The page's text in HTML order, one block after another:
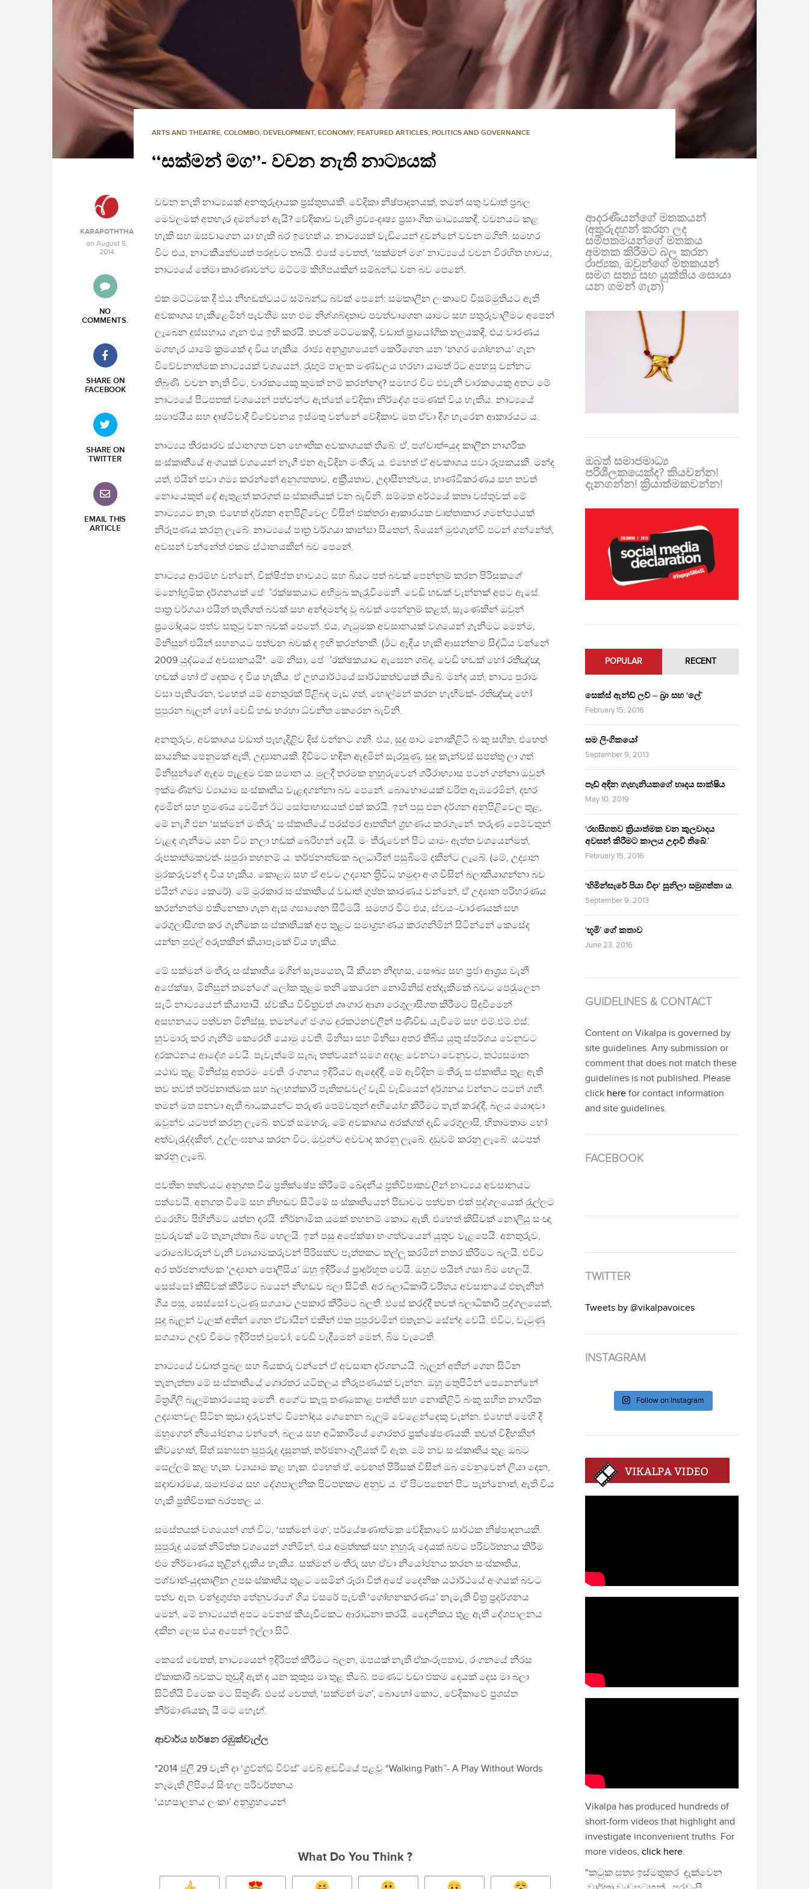
ARTS AND THEATRE, COLOMBO, DEVELOPMENT, ECONOMY, FEATURED ARTICLES, POLITICS AND GOVERNANCE
‘‘සක්මන් මග’’- වචන නැති නාට්‍යයක්
KARAPOTHTHA
on August 5,
2014
NO
COMMENTS.
SHARE ON
FACEBOOK
SHARE ON
TWITTER
EMAIL THIS
ARTICLE
වචන නැති නාට්‍යයක් අනතුරුදායක ප‍්‍රස්තුතයකි. වේදිකා නිෂ්පාදනයක්, තමන් සතු වඩාත් ප‍්‍රබල
මෙවලමක් අතහැර දමන්නේ ඇයි? වේදිකාව වැනි ශ‍්‍රව්‍ය-දෘෂ්‍ය ප‍්‍රසාංගික මාධ්‍යයකදී, වචනයට කළ
හැකි සහ ඔසවාගෙන යා හැකි බර ඉමහත් ය. නාට්‍යයක් වැඩියෙන් දුවන්නේ වචන මගිනි. සමහර
විට එය, නාටකීයත්වයත් පරදුවට තබයි. එසේ වෙතත්, ‘සක්මන් මග’ නාට්‍යයේ වචන විරහිත භාවය,
නාට්‍යයේ තේමා කාරණාවන්ට මට්ටම් කිහිපයකින් සම්බන්ධ වන බව පෙනේ.
එක මට්ටමක දී එය නිහඬත්වයට සම්බන්ධ බවක් පෙනේ: සමකාලීන ලංකාවේ විසම්මුතියට ඇති
අවකාශය හැකිළෙමින් පැවතීම සහ එම නිශ්ශබ්දතාව පවත්වාගෙන යාමට සහ පතුරුවාලීමට අපෙන්
ලැබෙන දුස්සහාය ගැන එය ඉඟි කරයි. තවත් මට්ටමකදී, වඩාත් ප‍්‍රායෝගික තලයකදී, එය වාරණය
මගහැර යාමේ ක‍්‍රමයක් ද විය හැකිය. රාජ්‍ය අනුග‍්‍රහයෙන් කෙරීගෙන යන ‘නගර ශෝභනය’ ගැන
විවේචනාත්මක නාට්‍යයක් වශයෙන්, රැුඟුම් පාලක මණ්ඩලය හරහා යාමත් ඊට අපහසු වන්නට
තිබුණි. වචන නැති විට, වාරකයෙකු කුමක් නම් කරන්නද? සමහර විට එවැනි වාරකයෙකු අතට මේ
නාට්‍යයේ පිටපතක් වශයෙන් පත්වන්ට ඇත්තේ වේදිකා නිර්දේශ පමණක් විය හැකිය. නාට්‍යයේ
සමාජයීය සහ දෘෂ්ටිවාදී විවේචනය ඉස්මතු වන්නේ වේදිකාව මත ඒවා දිග හැරෙන ආකාරයට ය.
නාට්‍යය තිරසාරව ස්ථානගත වන භෞතික අවකාශයක් තිබේ: ඒ, පශ්චාත්=යුද කාලීන නාගරික
සංස්කෘතියේ අංගයක් වශයෙන් නැගී එන ඇවිදින මංතීරු ය. එහෙත් ඒ අවකාශය පවා රූපකයකි. මන්ද
යත්, එයින් පවා ගම්‍ය කරන්නේ අනුගතතාව, අක‍්‍රීයතාව, උදාසීනත්වය, භාණ්ඞීකරණය සහ තවත්
නොයෙකුත් දේ ඇතුළත් කරගත් සංස්කෘතියක් වන බැවිනි. සම්මත අර්ථයේ කතා වස්තුවක් මේ
නාට්‍යයට නැත. එහෙත් දර්ශන අනුපිළිවෙල විසින් එක්තරා ආකාරයක වෘත්තාකාර ගමන්පථයක්
නිරූපණය කරනු ලැබේ. නාට්‍යයේ පාත‍්‍ර වර්ගයා කාන්සා සිතෙන්, බියෙන් මුළුගැන්වී පටන් ගන්නේත්,
අවසන් වන්නේත් එකම ස්ථානයකින් බව පෙනේ.
නාට්‍යය ආරම්භ වන්නේ, වික්ෂිප්ත භාවයට සහ බියට පත් බවක් පෙන්නුම් කරන පිරිසකගේ
මනෝභ‍්‍රමික දර්ශනයක් පේ‍්‍රක්ෂකයාට අභිමුඛ කැරැුවීමෙනි. වෙඩි හඬක් වැන්නක් අපට ඇසේ.
පාත‍්‍ර වර්ගයා එයින් තැතිගත් බවක් සහ අන්දමන්ද වූ බවක් පෙන්නුම් කළත්, සැණෙකින් ඔවුන්
ප‍්‍රමෝදයට පත්ව සතුටු වන බවක් පෙනේ. එය, ගැටුමක අවසානයක් වශයෙන් ගැනීමට මෙන්ම,
මිනිසුන් එයින් සහනයට පත්වන බවක් ද ඉඟි කරන්නකි. (ඊට ඈඳිය හැකි ආසන්නම සිද්ධිය වන්නේ
2009 යුද්ධයේ අවසානයයි*. මේ නිසා, පේ‍්‍රක්ෂකයාට ඇසෙන ශබ්ද, වෙඩි හඬක් හෝ රතිඤ්ඤා
හඬක් හෝ ඒ දෙකම ද විය හැකිය. ඒ උභයාර්ථයේ සාර්ථකත්වයක් තිබේ. මන්ද යත්, නාට්‍ය පුරාම
වසා පැතිරෙන, එහෙත් යම් අනතුරක් පිළිබඳ මැඩ ගත්, හොල්මන් කරන හැඟීමක්- රතිඤ්ඤා හෝ
පුපුරන බැලූන් හෝ වෙඩි හඬ හරහා ධ්වනිත කෙරෙන බැවිනි.
අනතුරුව, අවකාශය වඩාත් පැහැදිළිව දිස් වන්නට ගනී. එය, සුදු පාට නොකිළිටි බංකු සහිත, එහෙත්
සායනික පෙනුමක් ඇති, උද්‍යානයකි. දිවීමට හඳින ඇඳුමින් සැරසුණු, සුදු කැන්වස් සපත්තු ලා ගත්
මිනිසුන්ගේ ඇඳුම පැළඳුම එක සමාන ය. මුලදී තරමක නුහුරුවෙන් ශරීරාභ්‍යාස පටන් ගන්නා ඔවුන්
ඉක්මණින්ම ව්‍යායාම සංස්කෘතිය වැළඳගන්නා බව පෙනේ. බොහොමයක් චරිත ඇඹරෙමින්, දඟර
දමමින් සහ භ‍්‍රමණය වෙමින් ඊට සෝපාහාසයක් එක් කරයි. ඉන් පසු එන දර්ශන අනුපිළිවෙල තුළ,
මේ නැගී එන ‘සක්මන් මංතීරු’ සංස්කෘතියේ පරස්පර ආතතීන් ග‍්‍රහණය කරගැනේ. තරුණ පෙම්වතුන්
වැළඳ ගැනීමට යන විට නලා හඬක් බෙරිහන් දෙයි. මං තීරුවෙන් පිට යාම- ඇත්ත වශයෙන්මත්,
රූපකාත්මකවත්- සපුරා තහනම් ය. තර්ජනාත්මක බලධාරීන් පසුබිමේ දකින්ට ලැබේ. (මේ, උද්‍යාන
මුරකරුවන් ද විය හැකිය. කොළඹ සහ ඒ අවට උද්‍යාන ත‍්‍රිවිධ හමුදා අංශ විසින් බලාකියාගන්නා බව
එයින් ගම්‍ය කෙරේ). මේ මුරකාර සංස්කෘතියේ වඩාත් ගුප්ත කාරණය වන්නේ, ඒ උද්‍යාන පරිහරණය
කරන්නන්ම එකිනෙකා ගැන ඇස ගසාගෙන සිටීමයි. සමහර විට එය, ස්වයං-වාරණයක් සහ
රෙගුලාසිගත කර ගැනීමක සංස්කෘතියක් අප තුළට සමාග‍්‍රහණය කරගනිමින් සිටින්නේ කෙසේද
යන්න පුළුල් අරුතකින් කියාපෑමක් විය හැකිය.
මේ සක්මන් මංතීරු සංස්කෘතිය මගින් සැපයෙතැ යි කියන නිදහස, සෞඛ්‍ය සහ ප‍්‍රජා ආශ‍්‍රය වැනි
අපේක්ෂා, මිනිසුන් තමන්ගේ ලෝක තුළම තනි කෙරෙන නොමිනිස් අත්දැකීමක් බවට පෙරැුලෙන
සැටි නාට්‍යයෙන් කියාපායි. ස්වකීය විචිත‍්‍රවත් ශෘංගාර ආශා රෙගුලාසිගත කිරීමට සිදුවීමෙන්
අසහනයට පත්වන මිනිස්සු, තමන්ගේ ජංගම දුරකථනවලින් පණිවිඩ යැවීමේ සහ එම්.එම්.එස්.
හුවමාරු කර ගැනීම් කෙරෙහි යොමු වෙති. මිනිසා සහ මිනිසා අතර තිබිය යුතු ස්පර්ශය වෙනුවට
දුරකථනය ආදේශ වෙයි. පැවැත්මේ සැබෑ තත්වයන් සමග අදාළ වෙනවා වෙනුවට, තථ්‍යසමාන
යථාව තුළ මිනිස්සු අතරමං වෙති. රංගනය ඉදිරියට ඇදෙද්දී, මේ ඇවිදින මංතීරු සංස්කෘතිය තුළ ඇති
තව තවත් තර්ජනාත්මක සහ බලහත්කාරී පැතිකඩවල් වැඩි වැඩියෙන් දර්ශනය වන්නට පටන් ගනී.
තමන් මත පනවා ඇති බාධකයන්ට තරුණ පෙම්වතුන් අභියෝග කිරීමට තැත් කරද්දී, බලය යොදවා
ඔවුන්ව යටපත් කරනු ලැබේ. තවත් සමහරු, මේ අවකාශය අරක්ගත් දැඩි රෙගුලාසි, හිතාමතාම හෝ
අත්වැරැුද්දකින්, උල්ලංඝනය කරන විට, ඔවුන්ට අවවාද කරනු ලැබේ. දඬුවම් කරනු ලැබේ. යටපත්
කරනු ලැබේ.
පවතින තත්වයට අනුගත වීම ප‍්‍රතික්ෂේප කිරීමේ ඛේදනීය ප‍්‍රතිවිපාකවලින් නාට්‍යය අවසානයට
පත්වෙයි. අනුගත වීමේ සහ නිහඬව සිටීමේ සංස්කෘතියෙන් පීඩාවට පත්වන එක් පුද්ගලයෙක් රැුල්ලට
එරෙහිව පිහිනීමට යත්න දරයි. නිර්නාමික යමක් තහනම් කොට ඇති, එහෙත් කිසිවක් නොලියූ සංඥා
පුවරුවක් මේ තැනැත්තා බිම හෙලයි. ඉන් පසු අපේක්ෂා භංගත්වයෙන් යුතුව වැළපෙයි. අනතුරුව,
රොබෝවරුන් වැනි ව්‍යායාමකරුවන් පිරිසක්ව පැත්තකට තල්ලූ කරමින් නතර කිරීමට බලයි. එවිට
අර තර්ජනාත්මක ‘උද්‍යාන පොලීසිය’ ඔහු ඉදිරියේ ප‍්‍රාදුර්භූත වෙයි. ඔහුට පයින් ගසා බිම හෙලයි.
සෙස්සෝ කිසිවක් කිරීමට බයෙන් නිහඬව බලා සිටිති. අර බලාධිකාරී චරිතය අවසානයේ එතැනින්
ගිය පසු, සෙස්සෝ වැටුණු සගයාට උපකාර කිරීමට බලති. එසේ කරද්දී තවත් බලාධිකාරී පුද්ගලයෙක්,
සුදු බැලූන් වැලක් අතින් ගෙන ඒවායින් එකින් එක පුපුරවමින් එතැනට සේන්දු වෙයි. එවිට, වැටුණු
සගයාට උදව් වීමට ඉදිරිපත් වූවෝ, වෙඩි වැදීමෙන් මෙන්, බිම වැටෙති.
නාට්‍යයේ වඩාත් ප‍්‍රබල සහ බියකරු වන්නේ ඒ අවසාන දර්ශනයයි. බැලූන් අතින් ගෙන සිටින
තැනැත්තා මේ සංස්කෘතියේ ගොරතර යටිතලය නිරූපණයක් වැන්න. ඔහු මතුපිටින් පෙනෙන්නේ
මිත‍්‍රශීලි බැලූම්කාරයෙකු මෙනි. අගේට කැපූ තණකොළ පාත්ති සහ නොකිළිටි බංකු සහිත නාගරික
උද්‍යානවල සිටින කුඩා දරුවන්ට විනෝදය ගෙනෙන බැලූම් වෙළෙන්දෙකු වැන්න. එහෙත් මෙහි දී
ඔහුගෙන් නියෝජනය වන්නේ, බලය සහ අධිකාරියේ ගොරතර ප‍්‍රක්ෂේපණයකි. තවත් විදිහකින්
කිවහොත්, සිත් සනසන සුපුරුදු දසුනක්, තර්ජනාංගුලියක් වී ඇත. මේ නව සංස්කෘතිය තුළ ඔබට
සෙල්ලම් කළ හැක. ව්‍යායාම කළ හැක. එහෙත් ඒ, වෙනත් පිරිසක් විසින් ඔබ වෙනුවෙන් ලියා දෙන,
සදාචාරමය, සමාජමය සහ දේශපාලනික පිටපතකට අනුව ය. ඒ පිටපතෙන් පිට පැන්නොත්, ඇති විය
හැකි ප‍්‍රතිවිපාක බරපතල ය.
සමස්තයක් වශයෙන් ගත් විට, ‘සක්මන් මග’, පර්යේෂණාත්මක වේදිකාවේ සාර්ථක නිෂ්පාදනයකි.
සුපුරුදු යමක් නිමිත්ත වශයෙන් ගනිමින්, එය අමුත්තක් සහ නුහුරු දෙයක් බවට පරිවර්තනය කිරීම
එම නිර්මාණය තුළින් දැකිය හැකිය. සක්මන් මංතීරු සහ ඒවා නියෝජනය කරන සංස්කෘතිය,
පශ්චාත්-යුදකාලීන උපසංස්කෘතිය තුළට සෙමින් රූරා විත් අපේ දෛනික යථාර්ථයේ අංගයක් බවට
පත්ව ඇත. චන්ද්‍රගුප්ත තේනුවරගේ ගිය වසරේ පැවති ‘ශෝභනකරණය’ නැමැති චිත‍්‍ර ප‍්‍රදර්ශනය
මෙන්, මේ නාට්‍යයත් අපට වෙනස් කියැවීමකට ආරාධනා කරයි. දෛනිකය තුළ ඇති දේශපාලනය
දකින ලෙස එය අපෙන් ඉල්ලා සිටී.
කෙසේ වෙතත්, නාට්‍යයෙන් ඉදිරිපත් කිරීමට බලන, ඔපයක් නැති ඒක-රූපතාව, රංගනයේ නීරස
ඒකාකාරී බවකට තුඩුදී ඇත් ද යන කුකුස මා තුළ තිබේ. පමණට වඩා එකම දෙයක් දෙස මා බලා
සිටිතියි විටෙක මට සිතුණි. එසේ වෙතත්, ‘සක්මන් මග’, බොහෝ කොට, වේදිකාවේ ප‍්‍රශස්ත
නිර්මාණයකැ යි මට හැෙඟ්.
ආචාර්ය හර්ෂන රඹුක්වැල්ල
*2014 ජුලි 29 වැනි දා ‘ග‍්‍රව්න්ඞ් වීව්ස්’ වෙබ් අඩවියේ පළවූ “Walking Path”- A Play Without Words
නැමැති ලිපියේ සිංහල පරිවර්තනය
‘යහපාලනය ලංකා’ අනුග‍්‍රහයෙන්
What Do You Think ?
ආදරණීයන්ගේ මතකයන්
(අතුරුදහන් කරන ලද
සමීපතමයන්ගේ මතකය
අමතක කිරීමට බල කරන
රාජ්‍යක, ඔවුන්ගේ මතකයන්
සමග සත්‍ය සහ යුක්තිය සොයා
යන ගමන් ගැන)
ඔබත් සමාජමාධ්‍ය
පරිශීලකයෙක්ද? කියවන්න!
දැනගන්න! ක්‍රියාත්මකවන්න!
POPULAR RECENT
සෙක්ස් ඇන්ඩ් ලව් – බ්‍රා සහ ‘ලේ’
February 15, 2016
සම ලිංගිකයෝ
September 9, 2013
පෑඩ් අඳින ගැහැනියකගේ හෘදය සාක්ෂිය
May 10, 2019
‘රහසිගතව ක්‍රියාත්මක වන කුලවාදය
අවසන් කිරීමට කාලය උදාවී තිබේ.’
February 15, 2016
‘හිමින්සැරේ පියා විදා‘ සුනිලා සමුගත්තා ය.
September 9, 2013
‘භූමි’ ගේ කතාව
June 23, 2016
GUIDELINES & CONTACT
Content on Vikalpa is governed by
site guidelines. Any submission or
comment that does not match these
guidelines is not published. Please
click here for contact information
and site guidelines.
FACEBOOK
TWITTER
Tweets by @vikalpavoices
INSTAGRAM
Follow on Instagram
Vikalpa has produced hundreds of
short-form videos that highlight and
investigate inconvenient truths. For
more videos, click here.
"කටුක සත්‍ය ඉස්මතුකර දැක්වෙන